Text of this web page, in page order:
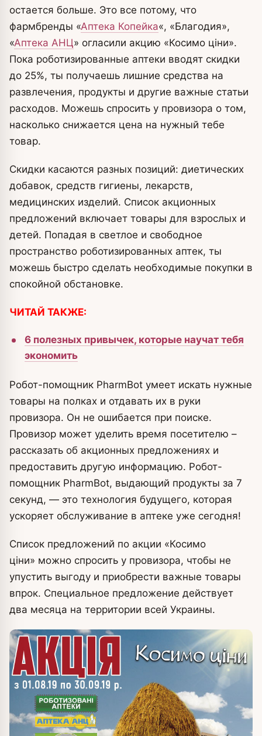
остается больше. Это все потому, что
фармбренды «Аптека Копейка«, «Благодия»,
«Аптека АНЦ» огласили акцию «Косимо ціни».
Пока роботизированные аптеки вводят скидки
до 25%, ты получаешь лишние средства на
развлечения, продукты и другие важные статьи
расходов. Можешь спросить у провизора о том,
насколько снижается цена на нужный тебе
товар.
Скидки касаются разных позиций: диетических
добавок, средств гигиены, лекарств,
медицинских изделий. Список акционных
предложений включает товары для взрослых и
детей. Попадая в светлое и свободное
пространство роботизированных аптек, ты
можешь быстро сделать необходимые покупки в
спокойной обстановке.
ЧИТАЙ ТАКЖЕ:
6 полезных привычек, которые научат тебя
экономить
Робот-помощник PharmBot умеет искать нужные
товары на полках и отдавать их в руки
провизора. Он не ошибается при поиске.
Провизор может уделить время посетителю –
рассказать об акционных предложениях и
предоставить другую информацию. Робот-
помощник PharmBot, выдающий продукты за 7
секунд, — это технология будущего, которая
ускоряет обслуживание в аптеке уже сегодня!
Список предложений по акции «Косимо
ціни» можно спросить у провизора, чтобы не
упустить выгоду и приобрести важные товары
впрок. Специальное предложение действует
два месяца на территории всей Украины.